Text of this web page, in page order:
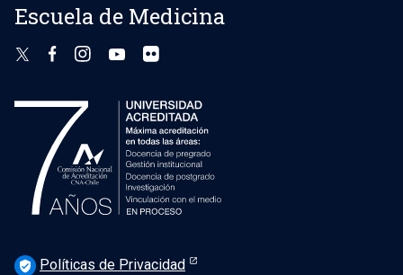
Escuela de Medicina
verified_user Políticas de Privacidad